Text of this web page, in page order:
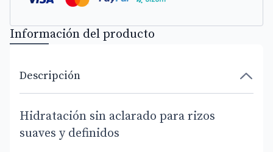
Información del producto
Descripción
Hidratación sin aclarado para rizos
suaves y definidos